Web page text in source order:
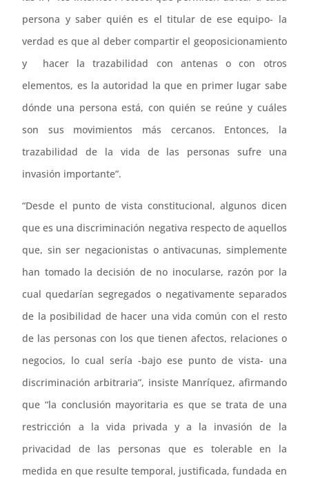
persona y saber quién es el titular de ese equipo- la
verdad es que al deber compartir el geoposicionamiento
y hacer la trazabilidad con antenas o con otros
elementos, es la autoridad la que en primer lugar sabe
dónde una persona está, con quién se reúne y cuáles
son sus movimientos más cercanos. Entonces, la
trazabilidad de la vida de las personas sufre una
invasión importante”.
“Desde el punto de vista constitucional, algunos dicen
que es una discriminación negativa respecto de aquellos
que, sin ser negacionistas o antivacunas, simplemente
han tomado la decisión de no inocularse, razón por la
cual quedarían segregados o negativamente separados
de la posibilidad de hacer una vida común con el resto
de las personas con los que tienen afectos, relaciones o
negocios, lo cual sería -bajo ese punto de vista- una
discriminación arbitraria”, insiste Manríquez, afirmando
que “la conclusión mayoritaria es que se trata de una
restricción a la vida privada y a la invasión de la
privacidad de las personas que es tolerable en la
medida en que resulte temporal, justificada, fundada en